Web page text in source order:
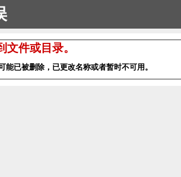
文件或目录。
能已被删除，已更改名称或者暂时不可用。